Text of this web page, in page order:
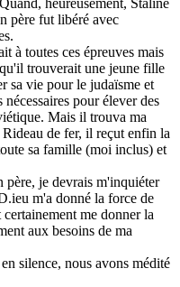
heureusement, Staline
père fut libéré avec
à toutes ces épreuves mais
trouverait une jeune fille
sa vie pour le judaïsme et
pour élever des
Mais il trouva ma
de fer, il reçut enfin la
sa famille (moi inclus) et
père, je devrais m'inquiéter
m'a donné la force de
me donner la
aux besoins de ma
silence, nous avons médité